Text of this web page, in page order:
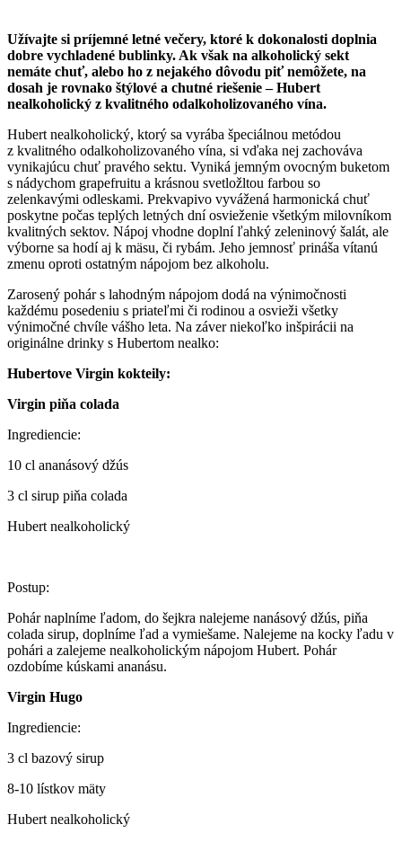
Užívajte si príjemné letné večery, ktoré k dokonalosti doplnia
dobre vychladené bublinky. Ak však na alkoholický sekt
nemáte chuť, alebo ho z nejakého dôvodu piť nemôžete, na
dosah je rovnako štýlové a chutné riešenie – Hubert
nealkoholický z kvalitného odalkoholizovaného vína.
Hubert nealkoholický, ktorý sa vyrába špeciálnou metódou
z kvalitného odalkoholizovaného vína, si vďaka nej zachováva
vynikajúcu chuť pravého sektu. Vyniká jemným ovocným buketom
s nádychom grapefruitu a krásnou svetložltou farbou so
zelenkavými odleskami. Prekvapivo vyvážená harmonická chuť
poskytne počas teplých letných dní osvieženie všetkým milovníkom
kvalitných sektov. Nápoj vhodne doplní ľahký zeleninový šalát, ale
výborne sa hodí aj k mäsu, či rybám. Jeho jemnosť prináša vítanú
zmenu oproti ostatným nápojom bez alkoholu.
Zarosený pohár s lahodným nápojom dodá na výnimočnosti
každému posedeniu s priateľmi či rodinou a osvieži všetky
výnimočné chvíle vášho leta. Na záver niekoľko inšpirácii na
originálne drinky s Hubertom nealko:
Hubertove Virgin kokteily:
Virgin piňa colada
Ingrediencie:
10 cl ananásový džús
3 cl sirup piňa colada
Hubert nealkoholický
Postup:
Pohár naplníme ľadom, do šejkra nalejeme nanásový džús, piňa
colada sirup, doplníme ľad a vymiešame. Nalejeme na kocky ľadu v
pohári a zalejeme nealkoholickým nápojom Hubert. Pohár
ozdobíme kúskami ananásu.
Virgin Hugo
Ingrediencie:
3 cl bazový sirup
8-10 lístkov mäty
Hubert nealkoholický